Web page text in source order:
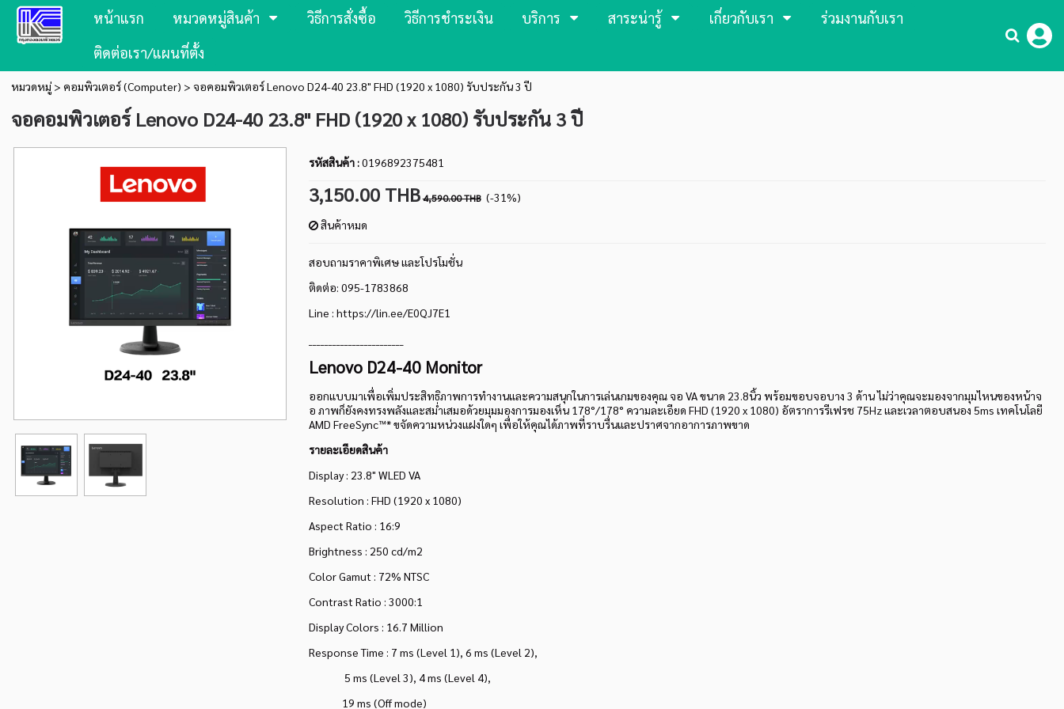
หน้าแรก หมวดหมู่สินค้า วิธีการสั่งซื้อ วิธีการชำระเงิน บริการ สาระน่ารู้ เกี่ยวกับเรา
ร่วมงานกับเรา
ติดต่อเรา/แผนที่ตั้ง
หมวดหมู่> คอมพิวเตอร์ (Computer) > จอคอมพิวเตอร์ Lenovo D24-40 23.8" FHD (1920 x 1080) รับประกัน 3 ปี
จอคอมพิวเตอร์ Lenovo D24-40 23.8" FHD (1920 x 1080) รับประกัน 3 ปี
รหัสสินค้า :0196892375481
3,150.00 THB4,590.00 THB (-31%)
สินค้าหมด
สอบถามราคาพิเศษ และโปรโมชั่น
ติดต่อ: 095-1783868
Line : https://lin.ee/E0QJ7E1
Lenovo D24-40 Monitor
ออกแบบมาเพื่อเพิ่มประสิทธิภาพการทำงานและความสนุกในการเล่นเกมของคุณ จอ VA ขนาด 23.8นิ้ว พร้อมขอบจอบาง 3 ด้าน ไม่ว่าคุณจะมองจากมุมไหนของหน้าจ
อ ภาพก็ยังคงทรงพลังและสม่ำเสมอด้วยมุมมองการมองเห็น 178°/178° ความละเอียด FHD (1920 x 1080) อัตราการรีเฟรช 75Hz และเวลาตอบสนอง 5ms เทคโนโลยี
AMD FreeSync™* ขจัดความหน่วงแฝงใดๆ เพื่อให้คุณได้ภาพที่ราบรื่นและปราศจากอาการภาพขาด
รายละเอียดสินค้า
Display : 23.8" WLED VA
Resolution : FHD (1920 x 1080)
Aspect Ratio : 16:9
Brightness : 250 cd/m2
Color Gamut : 72% NTSC
Contrast Ratio : 3000:1
Display Colors : 16.7 Million
Response Time : 7 ms (Level 1), 6 ms (Level 2),
5 ms (Level 3), 4 ms (Level 4),
19 ms (Off mode)